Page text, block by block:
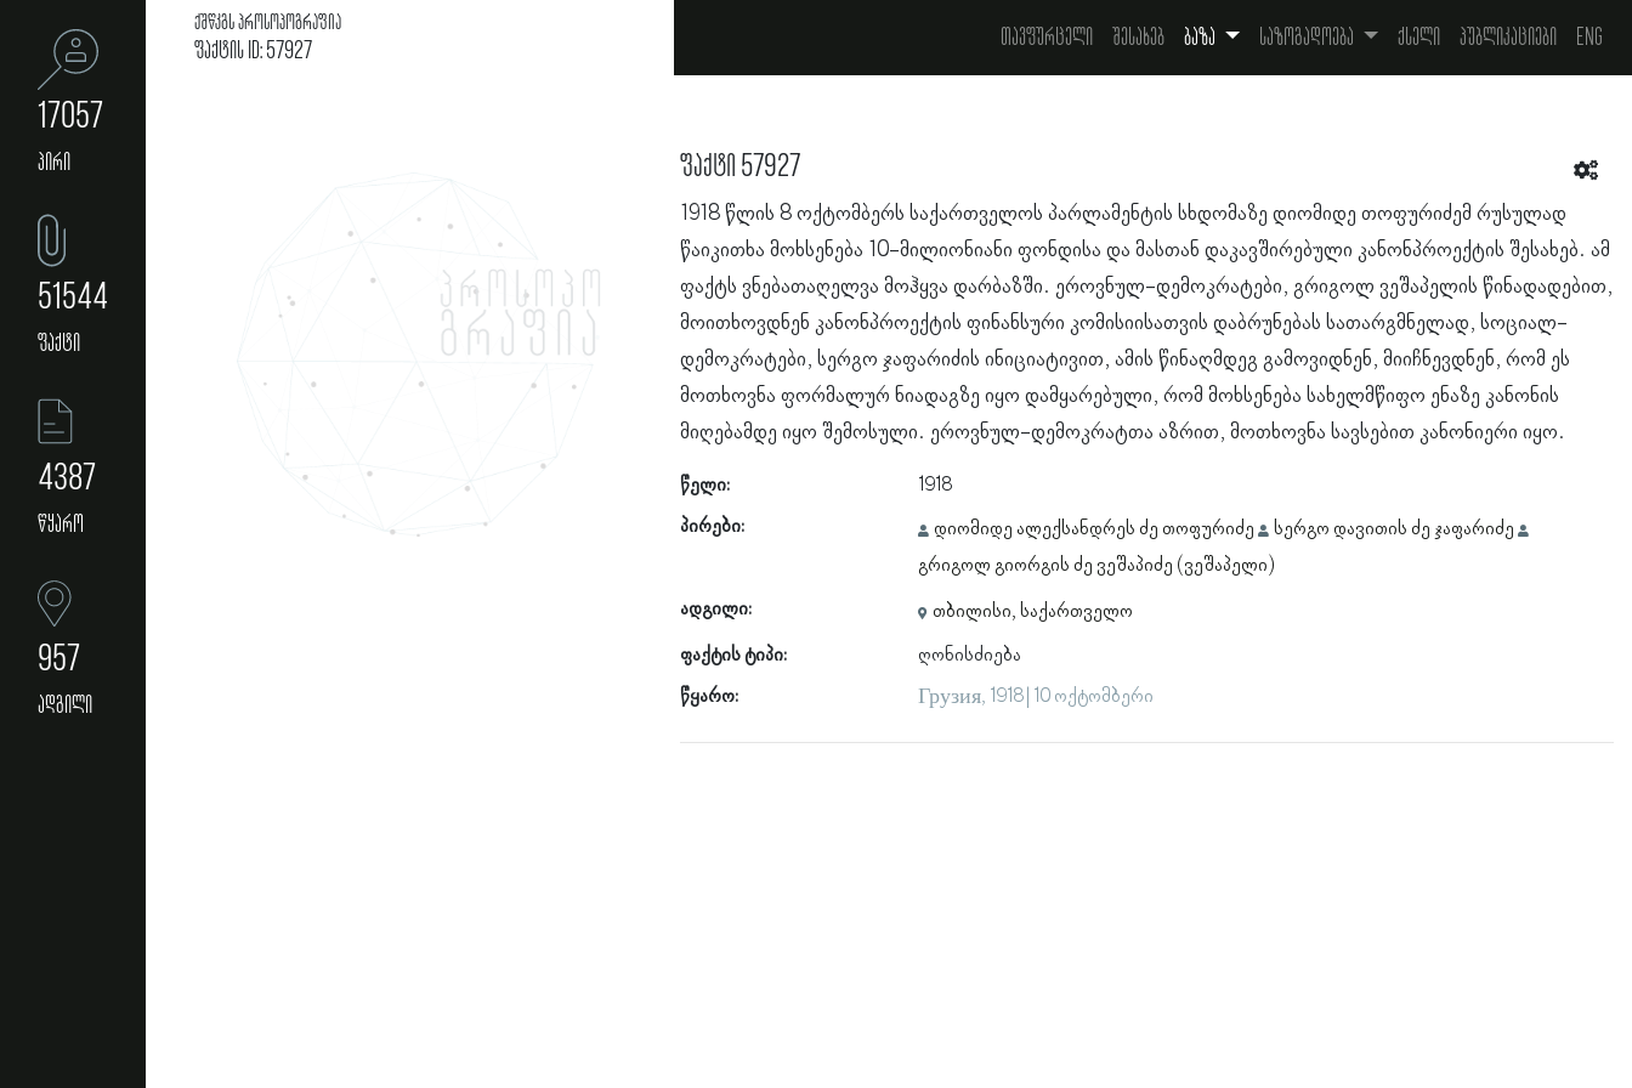
17057
პირი
51544
ფაქტი
4387
წყარო
957
ადგილი
ქშწკგს პროსოპოგრაფია
ფაქტის ID: 57927 თავფურცელი შესახებ ბაზა საზოგადოება ქსელი პუბლიკაციები Eng
ფაქტი 57927
1918 წლის 8 ოქტომბერს საქართველოს პარლამენტის სხდომაზე დიომიდე თოფურიძემ რუსულად
წაიკითხა მოხსენება 10-მილიონიანი ფონდისა და მასთან დაკავშირებული კანონპროექტის შესახებ. ამ
ფაქტს ვნებათაღელვა მოჰყვა დარბაზში. ეროვნულ-დემოკრატები, გრიგოლ ვეშაპელის წინადადებით,
მოითხოვდნენ კანონპროექტის ფინანსური კომისიისათვის დაბრუნებას სათარგმნელად, სოციალ-
დემოკრატები, სერგო ჯაფარიძის ინიციატივით, ამის წინაღმდეგ გამოვიდნენ, მიიჩნევდნენ, რომ ეს
მოთხოვნა ფორმალურ ნიადაგზე იყო დამყარებული, რომ მოხსენება სახელმწიფო ენაზე კანონის
მიღებამდე იყო შემოსული. ეროვნულ-დემოკრატთა აზრით, მოთხოვნა სავსებით კანონიერი იყო.
წელი:
1918
პირები:
დიომიდე ალექსანდრეს ძე თოფურიძე
სერგო დავითის ძე ჯაფარიძე
გრიგოლ გიორგის ძე ვეშაპიძე (ვეშაპელი)
ადგილი:
თბილისი, საქართველო
ფაქტის ტიპი:
ღონისძიება
წყარო:
Грузия, 1918 | 10 ოქტომბერი